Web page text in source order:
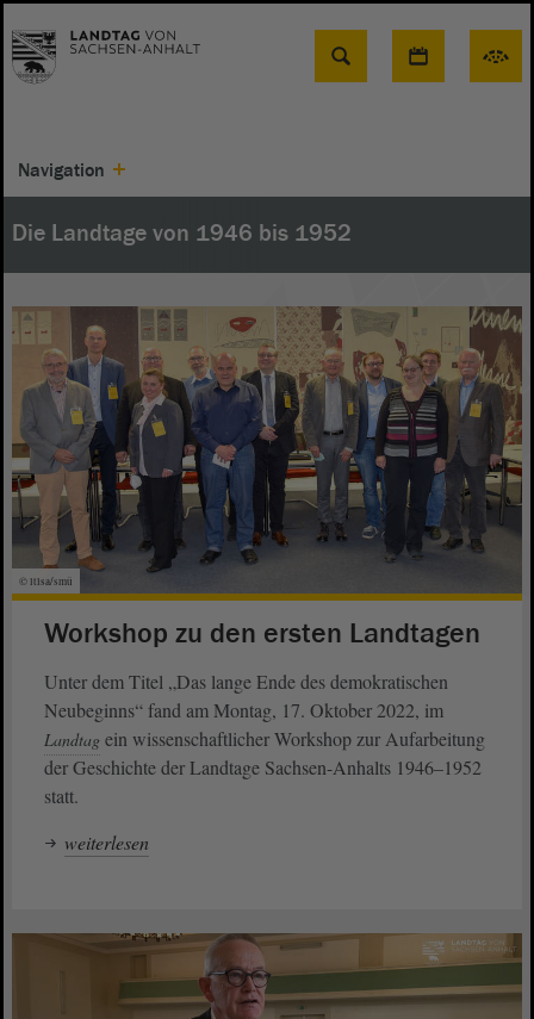
Suche
Navigation
Die Landtage von 1946 bis 1952
© ltlsa/smü
Workshop zu den ersten Landtagen
Unter dem Titel „Das lange Ende des demokratischen
Neubeginns“ fand am Montag, 17. Oktober 2022, im
Landtag ein wissenschaftlicher Workshop zur Aufarbeitung
der Geschichte der Landtage Sachsen-Anhalts 1946–1952
statt.
weiterlesen